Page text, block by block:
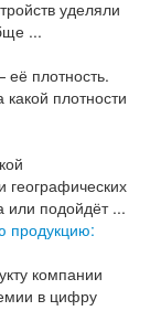
уделяли
...
плотность.
плотности
географических
или подойдёт ...
продукцию:
компании
в цифру